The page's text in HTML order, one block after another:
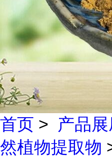
首页 > 产品
然植物提取物